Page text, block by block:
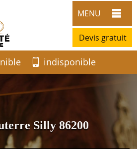
MENU
Devis gratuit
indisponible
Silly 86200